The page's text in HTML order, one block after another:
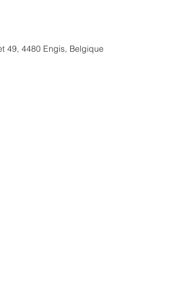
49, 4480 Engis, Belgique